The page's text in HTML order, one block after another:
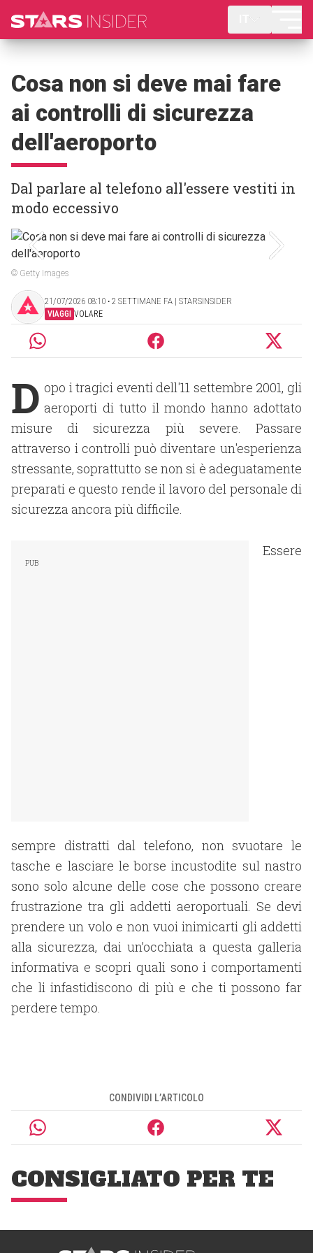
Cosa non si deve mai fare
ai controlli di sicurezza
dell'aeroporto
Dal parlare al telefono all'essere vestiti in
modo eccessivo
© Getty Images
21/07/2026 08:10 ‧ 2 SETTIMANE FA | STARSINSIDER
VIAGGI VOLARE
D opo i tragici eventi dell'11 settembre 2001, gli
aeroporti di tutto il mondo hanno adottato
misure di sicurezza più severe. Passare
attraverso i controlli può diventare un'esperienza
stressante, soprattutto se non si è adeguatamente
preparati e questo rende il lavoro del personale di
sicurezza ancora più difficile.
Essere
sempre distratti dal telefono, non svuotare le
tasche e lasciare le borse incustodite sul nastro
sono solo alcune delle cose che possono creare
frustrazione tra gli addetti aeroportuali. Se devi
prendere un volo e non vuoi inimicarti gli addetti
alla sicurezza, dai un’occhiata a questa galleria
informativa e scopri quali sono i comportamenti
che li infastidiscono di più e che ti possono far
perdere tempo.
CONDIVIDI L’ARTICOLO
CONSIGLIATO PER TE